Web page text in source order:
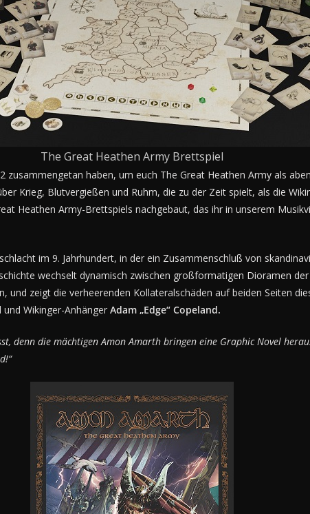
The Great Heathen Army Brettspiel
zusammengetan haben, um euch The Great Heathen Army als
Krieg, Blutvergießen und Ruhm, die zu der Zeit spielt, als die
Heathen Army-Brettspiels nachgebaut, das ihr in unserem
im 9. Jahrhundert, in der ein Zusammenschluß von
wechselt dynamisch zwischen großformatigen Dioramen
und zeigt die verheerenden Kollateralschäden auf beiden Seiten
Wikinger-Anhänger Adam „Edge“ Copeland.
denn die mächtigen Amon Amarth bringen eine Graphic Novel